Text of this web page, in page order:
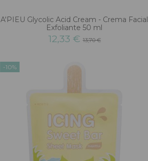
A'PIEU Glycolic Acid Cream - Crema Facial
Exfoliante 50 ml
12,33 € 13,70 €
-10%